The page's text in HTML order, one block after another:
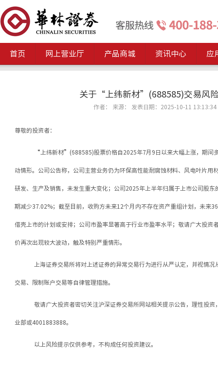
首页 网上营业厅 产品商城 资讯中心 应
关于“上纬新材”(688585)交易风
作者： 来源： 发表日期：2025-10-11 13:13:34
尊敬的投资者：
“上纬新材”(688585)股票价格自2025年7月9日以来大幅上涨，期间
动情形。公司公告称，公司主营业务仍为环保高性能耐腐蚀材料、风电叶片用
研发、生产及销售，未发生重大变化；公司2025年上半年归属于上市公司股
期减少37.02%；截至目前，收购方未来12个月内不存在资产重组计划，未来
借壳上市的计划或安排；公司市盈率显著高于行业市盈率水平；敬请广大投资
价再次出现较大波动，触及特别严重情形。
上海证券交易所将对上述证券的异常交易行为进行从严认定，并视情
交易、限制账户交易等自律管理措施。
敬请广大投资者密切关注沪深证券交易所网站相关提示公告，理性投
业部或4001883888。
以上风险提示仅供参考，不构成任何投资建议。